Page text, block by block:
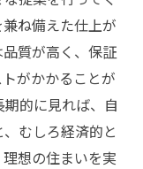
ね備えた仕上が
質が高く、保証
がかかることが
的に見れば、自
むしろ経済的と
想の住まいを実